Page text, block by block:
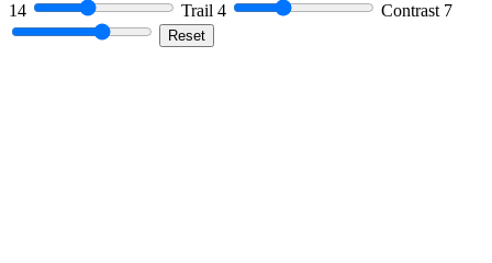
14
Trail 4 Contrast 7
Reset